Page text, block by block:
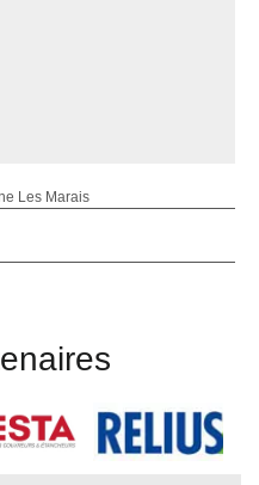
Les Marais